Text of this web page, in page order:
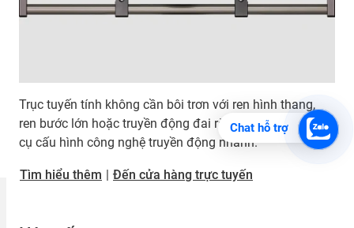
Trục tuyến tính không cần bôi trơn với ren hình thang,
ren bước lớn hoặc truyền động đai răng. Tích hợp công
cụ cấu hình công nghệ truyền động nhanh.
Tìm hiểu thêm | Đến cửa hàng trực tuyến
Chat hỗ trợ